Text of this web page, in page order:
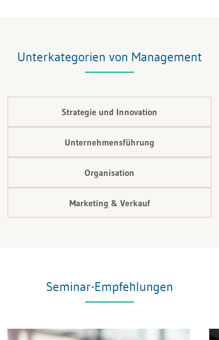
Unsicherheit in Fortschritt.
Unterkategorien von Management
Strategie und Innovation
Unternehmensführung
Organisation
Marketing & Verkauf
Seminar-Empfehlungen